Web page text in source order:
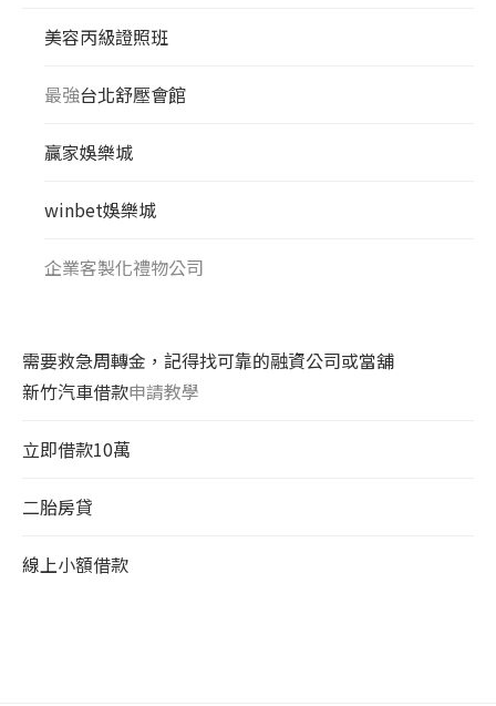
美容丙級證照班
最強台北舒壓會館
贏家娛樂城
winbet娛樂城
企業客製化禮物公司
需要救急周轉金，記得找可靠的融資公司或當舖
新竹汽車借款申請教學
立即借款10萬
二胎房貸
線上小額借款